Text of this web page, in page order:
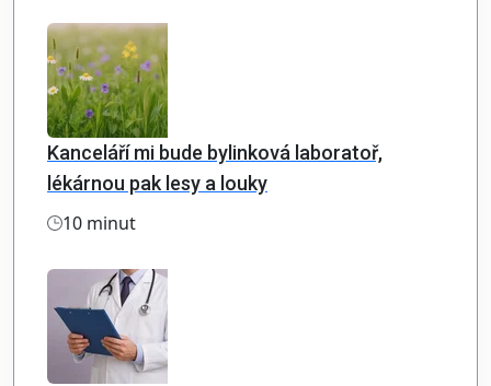
Kanceláří mi bude bylinková laboratoř,
lékárnou pak lesy a louky
10 minut